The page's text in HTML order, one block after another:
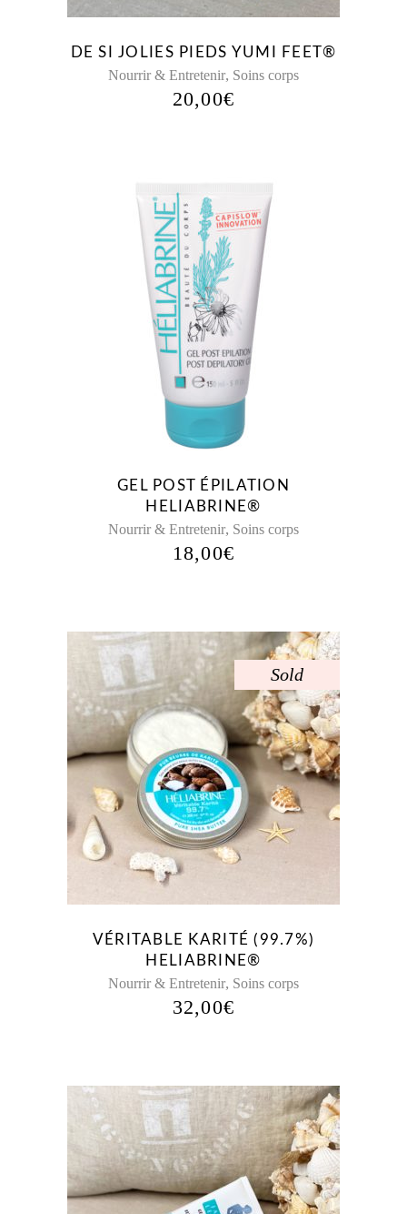
DE SI JOLIES PIEDS YUMI FEET®
Nourrir & Entretenir, Soins corps
20,00€
GEL POST ÉPILATION
HELIABRINE®
Nourrir & Entretenir, Soins corps
18,00€
Sold
VÉRITABLE KARITÉ (99.7%)
HELIABRINE®
Nourrir & Entretenir, Soins corps
32,00€